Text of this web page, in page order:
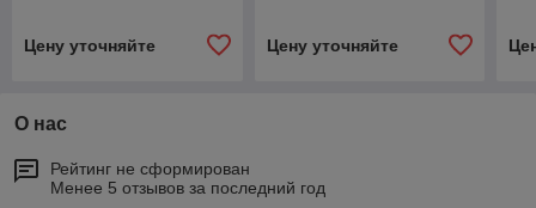
Цену уточняйте Цену уточняйте
О нас
Рейтинг не сформирован
Менее 5 отзывов за последний год